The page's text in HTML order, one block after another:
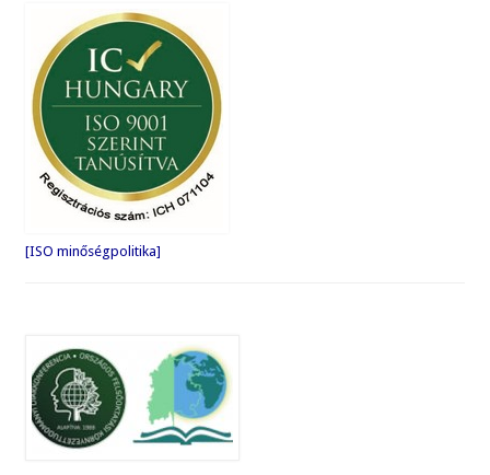
[ISO minőségpolitika]